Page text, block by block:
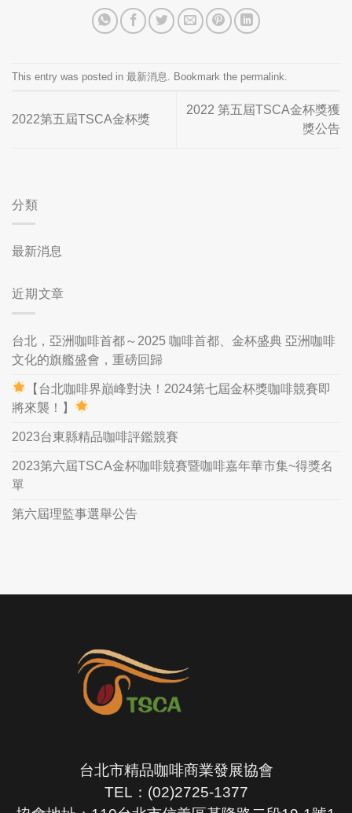
分類
最新消息
近期文章
台北，亞洲咖啡首都～2025 咖啡首都、金杯盛典 亞洲咖啡
文化的旗艦盛會，重磅回歸
【台北咖啡界巔峰對決！2024第七屆金杯獎咖啡競賽即
將來襲！】
2023台東縣精品咖啡評鑑競賽
2023第六屆TSCA金杯咖啡競賽暨咖啡嘉年華市集~得獎名
單
第六屆理監事選舉公告
This entry was posted in 最新消息 . Bookmark the permalink
2022第五屆TSCA金杯獎
2022 第五屆TSCA金杯獎獲
獎公告
台北市精品咖啡商業發展協會
TEL：(02)2725-1377